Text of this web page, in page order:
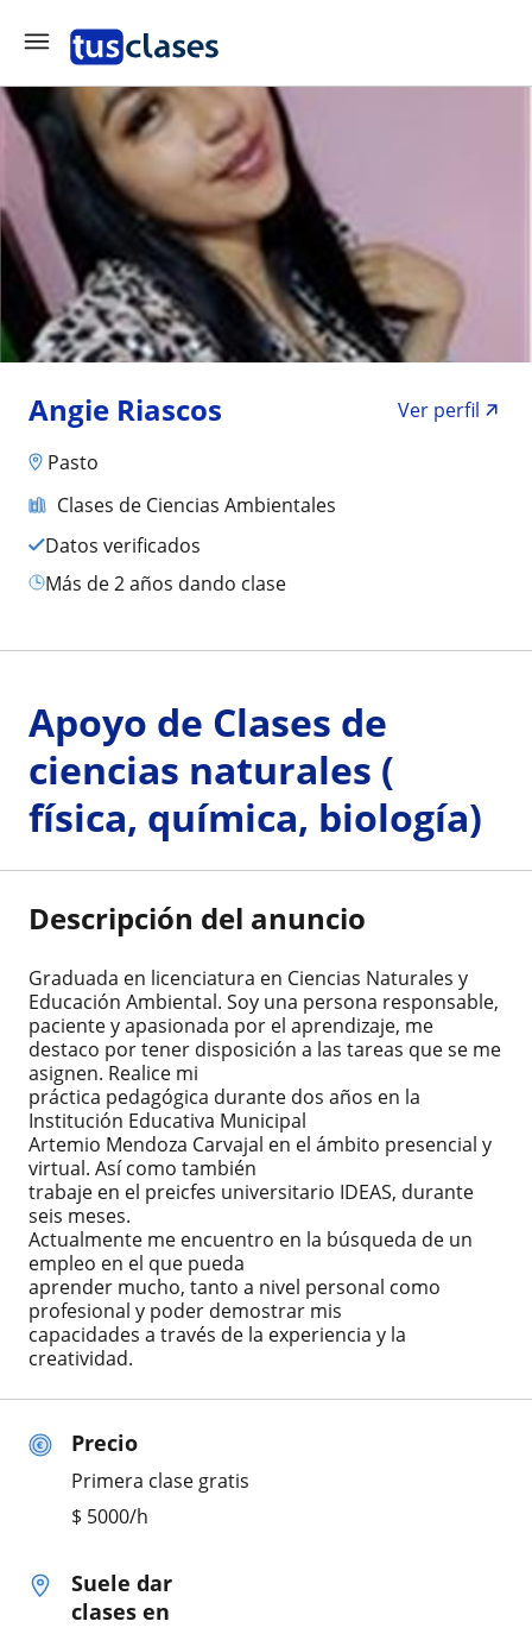
Angie Riascos
Ver perfil
Pasto
Clases de Ciencias Ambientales
Datos verificados
más de 2 años dando clase
Precio
Primera clase gratis
$ 5000/h
Suele dar
clases en
Apoyo de Clases de
ciencias naturales (
física, química, biología)
Descripción del anuncio
Graduada en licenciatura en Ciencias Naturales y
Educación Ambiental. Soy una persona responsable,
paciente y apasionada por el aprendizaje, me
destaco por tener disposición a las tareas que se me
asignen. Realice mi
práctica pedagógica durante dos años en la
Institución Educativa Municipal
Artemio Mendoza Carvajal en el ámbito presencial y
virtual. Así como también
trabaje en el preicfes universitario IDEAS, durante
seis meses.
Actualmente me encuentro en la búsqueda de un
empleo en el que pueda
aprender mucho, tanto a nivel personal como
profesional y poder demostrar mis
capacidades a través de la experiencia y la
creatividad.